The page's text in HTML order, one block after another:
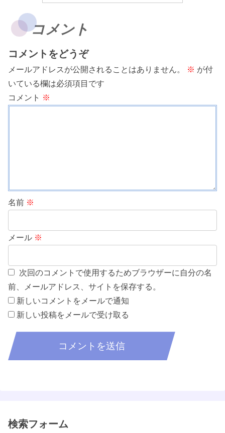
コメント
コメントをどうぞ
メールアドレスが公開されることはありません。 ※ が付
いている欄は必須項目です
コメント ※
名前 ※
メール ※
次回のコメントで使用するためブラウザーに自分の名
前、メールアドレス、サイトを保存する。
新しいコメントをメールで通知
新しい投稿をメールで受け取る
検索フォーム